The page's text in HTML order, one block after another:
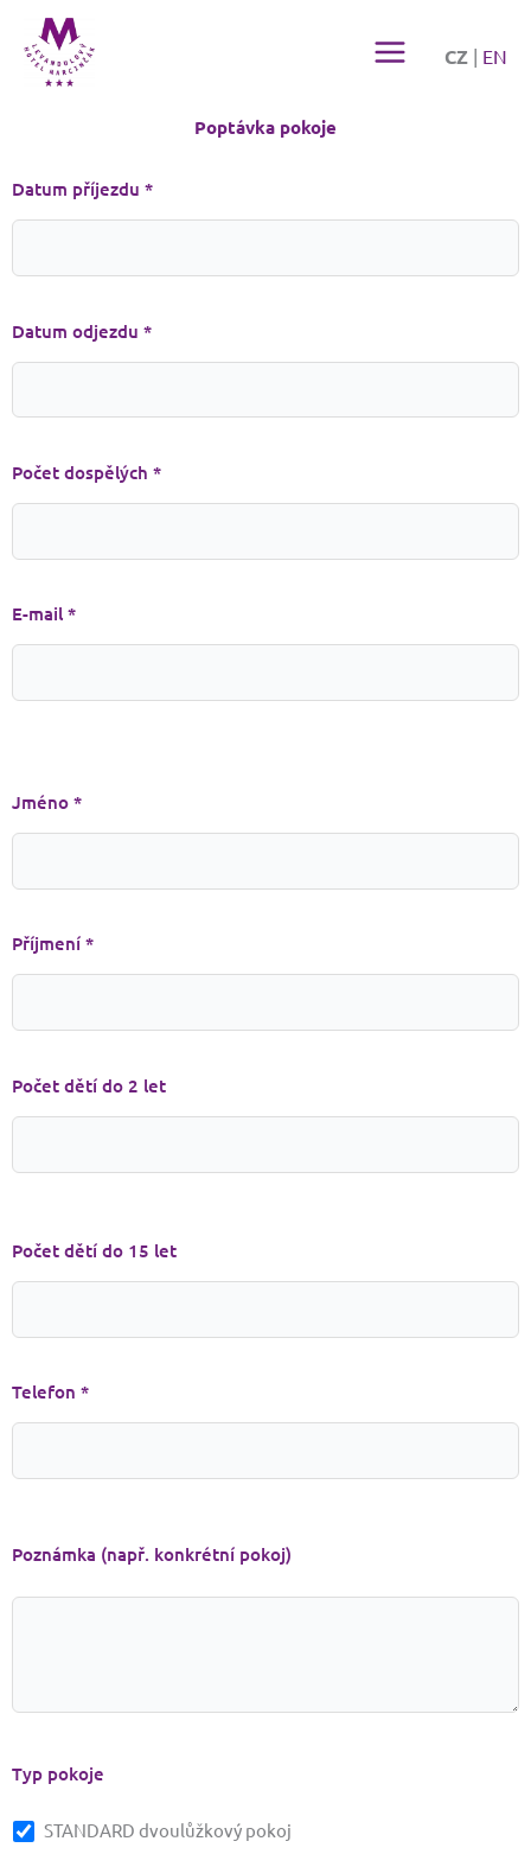
Přeskočit
obsah
CZ | EN
Poptávka pokoje
Datum příjezdu *
Datum odjezdu *
Počet dospělých *
E-mail *
Jméno *
Příjmení *
Počet dětí do 2 let
Počet dětí do 15 let
Telefon *
Poznámka (např. konkrétní pokoj)
Typ pokoje
STANDARD dvoulůžkový pokoj